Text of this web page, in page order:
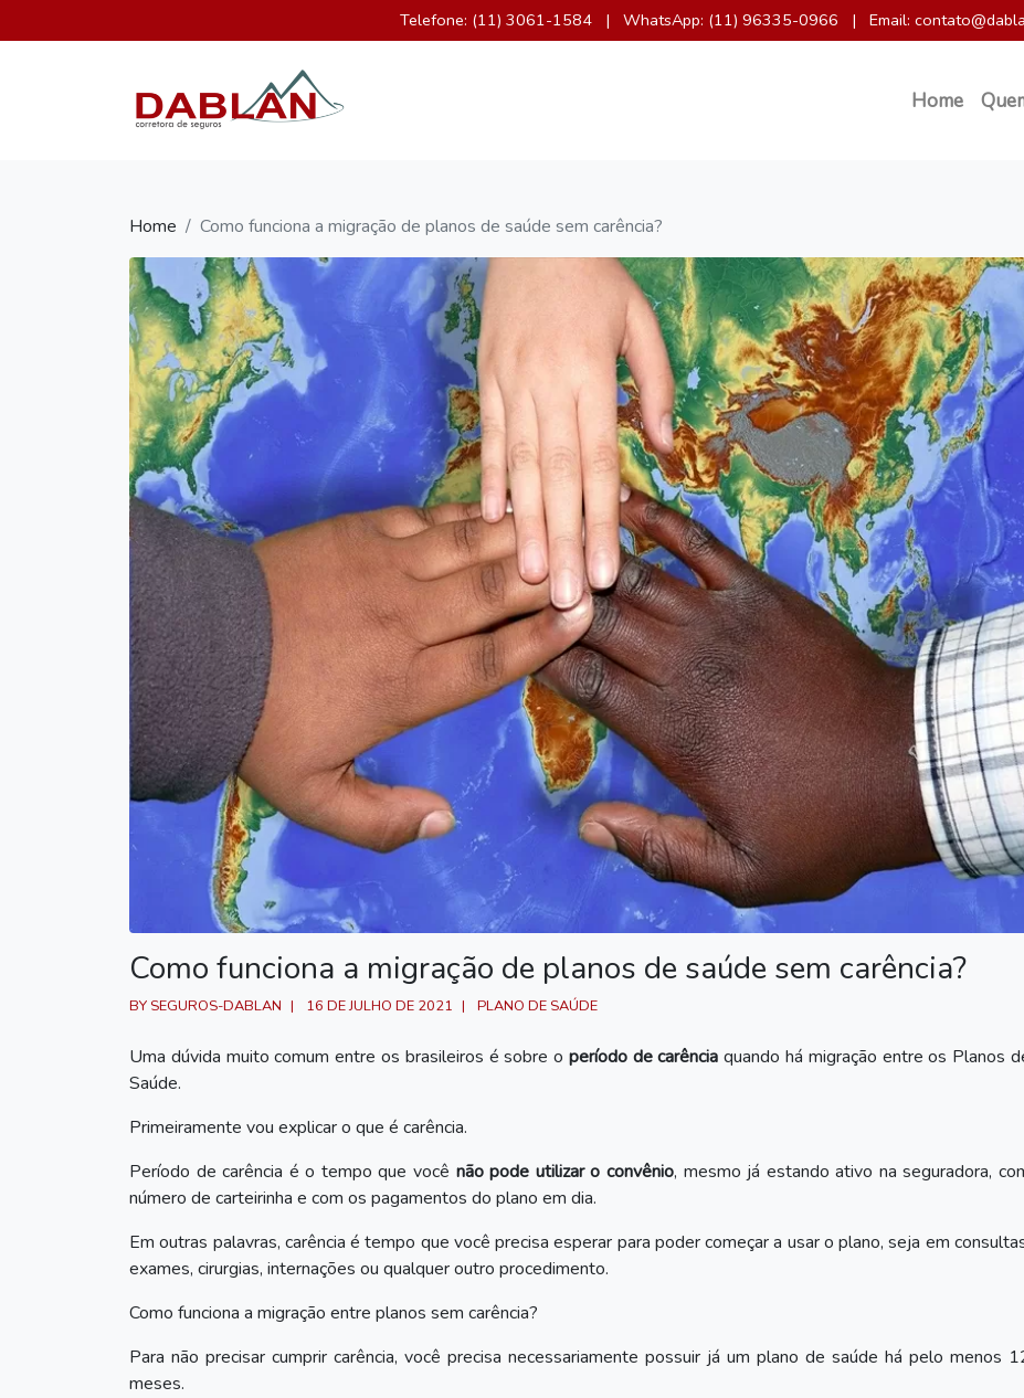
×
contato@dablan.com.br
Telefone: (11) 3061-1584 | WhatsApp: (11) 96335-0966 | Email:
Home
Home Como funciona a migração de planos de saúde sem carência?
Como funciona a migração de planos de saúde sem carência?
BY SEGUROS-DABLAN 16 DE JULHO DE 2021 PLANO DE SAÚDE
Uma dúvida muito comum entre os brasileiros é sobre o período de carência quando há migração entre os Planos
Saúde.
Primeiramente vou explicar o que é carência.
Período de carência é o tempo que você não pode utilizar o convênio, mesmo já estando ativo na seguradora,
número de carteirinha e com os pagamentos do plano em dia.
Em outras palavras, carência é tempo que você precisa esperar para poder começar a usar o plano, seja em
exames, cirurgias, internações ou qualquer outro procedimento.
Como funciona a migração entre planos sem carência?
Para não precisar cumprir carência, você precisa necessariamente possuir já um plano de saúde há pelo menos
meses.